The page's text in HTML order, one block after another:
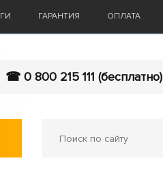
ГАРАНТИЯ ОПЛАТА
☎ 0 800 215 111 (бесплатно)